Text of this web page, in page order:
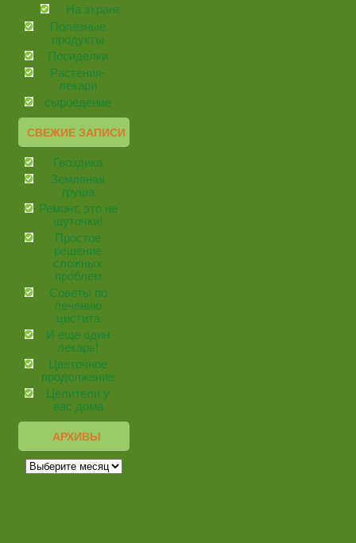
На экране
Полезные
продукты
Посиделки
Растения-
лекари
сыроедение
СВЕЖИЕ ЗАПИСИ
Гвоздика
Земляная
груша
Ремонт, это не
шуточки!
Простое
решение
сложных
проблем
Советы по
лечению
цистита
И еще один
лекарь!
Цветочное
продолжение
Целители у
вас дома
АРХИВЫ